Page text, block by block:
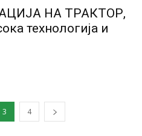
НА ТРАКТОР,
технологија и
3 4